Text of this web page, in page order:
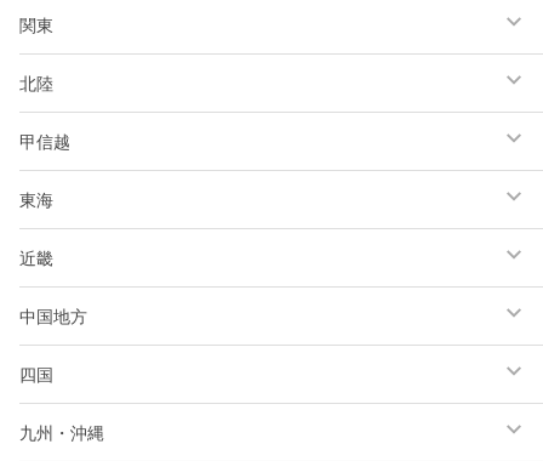
関東
北陸
甲信越
東海
近畿
中国地方
四国
九州・沖縄